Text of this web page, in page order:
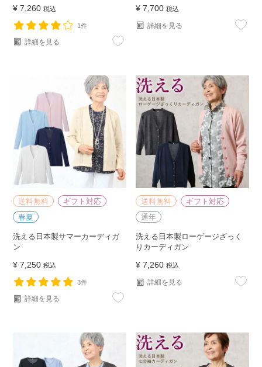
¥ 7,260 税込
1件
詳細を見る
¥ 7,700 税込
詳細を見る
送料無料
ギフト対応
春夏
洗える日本製サマーカーディガ
ン
¥ 7,250 税込
3件
詳細を見る
送料無料
ギフト対応
通年
洗える日本製ローゲージざっく
りカーディガン
¥ 7,260 税込
詳細を見る